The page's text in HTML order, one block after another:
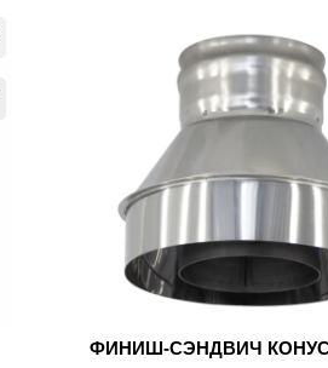
ФИНИШ-СЭНДВИЧ